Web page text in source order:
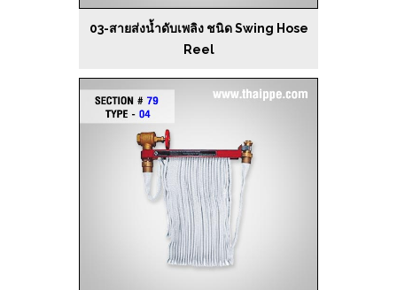
03-สายส่งน้ำดับเพลิง ชนิด Swing Hose
Reel